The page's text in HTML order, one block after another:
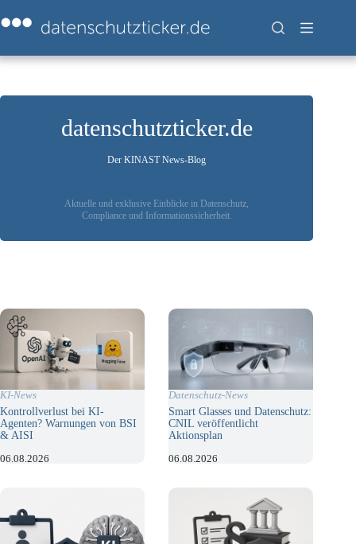
Inhalt
springen
datenschutzticker.de
Der KINAST News-Blog
Aktuelle und exklusive Einblicke in Datenschutz,
Compliance und Informationssicherheit.
KI-News
Kontrollverlust bei KI-
Agenten? Warnungen von BSI
& AISI
06.08.2026
Datenschutz-News
Smart Glasses und Datenschutz:
CNIL veröffentlicht
Aktionsplan
06.08.2026